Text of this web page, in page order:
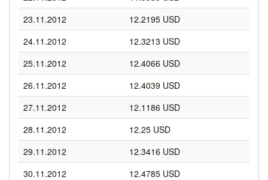
23.11.2012
12.2195 USD
24.11.2012
12.3213 USD
25.11.2012
12.4066 USD
26.11.2012
12.4039 USD
27.11.2012
12.1186 USD
28.11.2012
12.25 USD
29.11.2012
12.3416 USD
30.11.2012
12.4785 USD